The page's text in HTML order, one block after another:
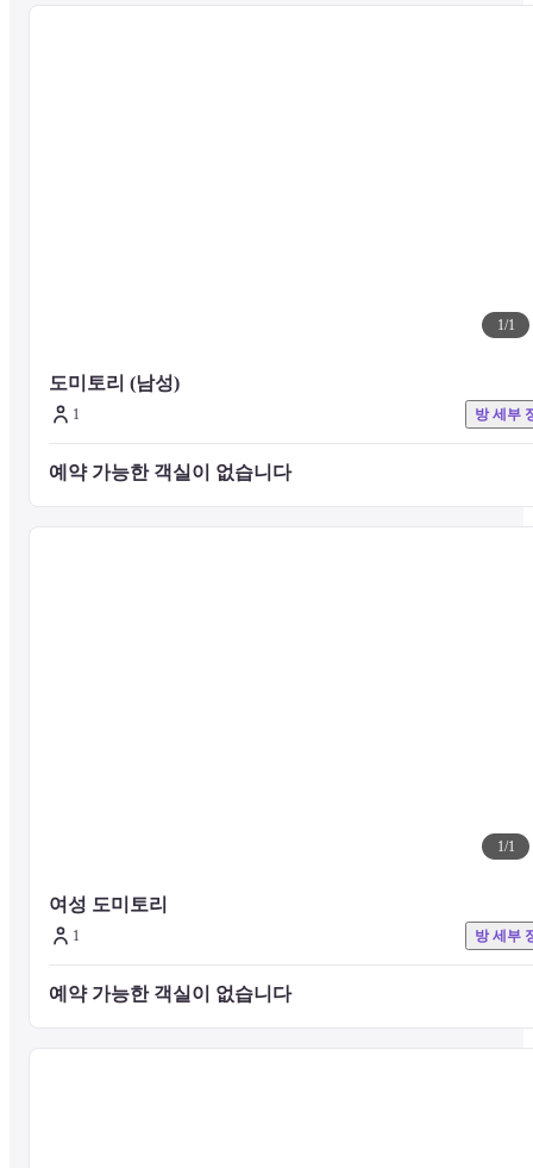
1/1
도미토리 (남성)
1 방 세부
예약 가능한 객실이 없습니다
1/1
여성 도미토리
1 방 세부
예약 가능한 객실이 없습니다